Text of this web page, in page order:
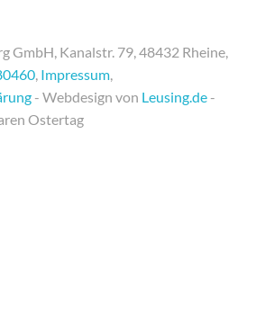
GmbH, Kanalstr. 79, 48432 Rheine,
, Impressum,
- Webdesign von Leusing.de -
Ostertag